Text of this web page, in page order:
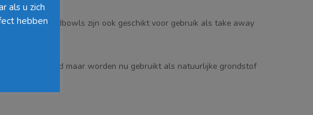
Suikerriet foodbowls zijn ook geschikt voor gebruik als take away
zijn afgebrand maar worden nu gebruikt als natuurlijke grondstof
als u zich
hebben